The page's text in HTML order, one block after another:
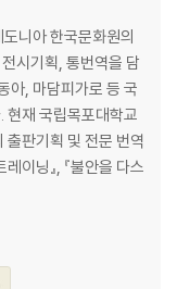
니아 한국문화원의
시기획, 통번역을 담
아, 마담피가로 등 국
현재 국립목포대학교
판기획 및 전문 번역
이닝』, 『불안을 다스